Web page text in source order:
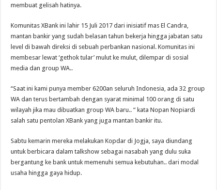
membuat gelisah hatinya.
Komunitas XBank ini lahir 15 Juli 2017 dari inisiatif mas El Candra,
mantan bankir yang sudah belasan tahun bekerja hingga jabatan satu
level di bawah direksi di sebuah perbankan nasional. Komunitas ini
membesar lewat ‘gethok tular’ mulut ke mulut, dilempar di sosial
media dan group WA..
“Saat ini kami punya member 6200an seluruh Indonesia, ada 32 group
WA dan terus bertambah dengan syarat minimal 100 orang di satu
wilayah jika mau dibuatkan group WA baru.. “ kata Nopan Nopiardi
salah satu pentolan XBank yang juga mantan bankir itu.
Sabtu kemarin mereka melakukan Kopdar di Jogja, saya diundang
untuk berbicara dalam talkshow sebagai nasabah yang dulu suka
bergantung ke bank untuk memenuhi semua kebutuhan.. dari modal
usaha hingga gaya hidup.